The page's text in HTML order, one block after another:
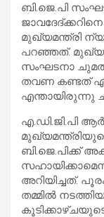
ബി.ജെ.പി
മുഖ്യമന്ത്രി
പറഞ്ഞത്.
സംഘടനാ
തവണ കണ്ടത്
എന്തായിരുന്നു
എ.ഡി.ജി.പി
ബി.ജെ.പിക്ക്
അറിയിച്ചത്.
തമ്മില്‍